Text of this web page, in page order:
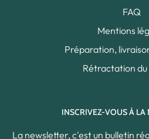
FAQ
Mentions
Préparation,
Rétractation
INSCRIVEZ-VOUS À LA
La newsletter, c'est un bulletin